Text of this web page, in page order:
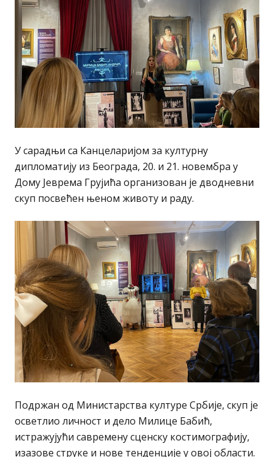
У сарадњи са Канцеларијом за културну
дипломатију из Београда, 20. и 21. новембра у
Дому Јеврема Грујића организован је дводневни
скуп посвећен њеном животу и раду.
Подржан од Министарства културе Србије, скуп је
осветлио личност и дело Милице Бабић,
истражујући савремену сценску костимографију,
изазове струке и нове тенденције у овој области.